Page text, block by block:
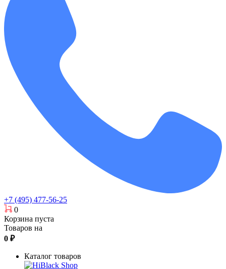
+7 (495) 477-56-25
0
Корзина пуста
Товаров на
0 ₽
Каталог товаров